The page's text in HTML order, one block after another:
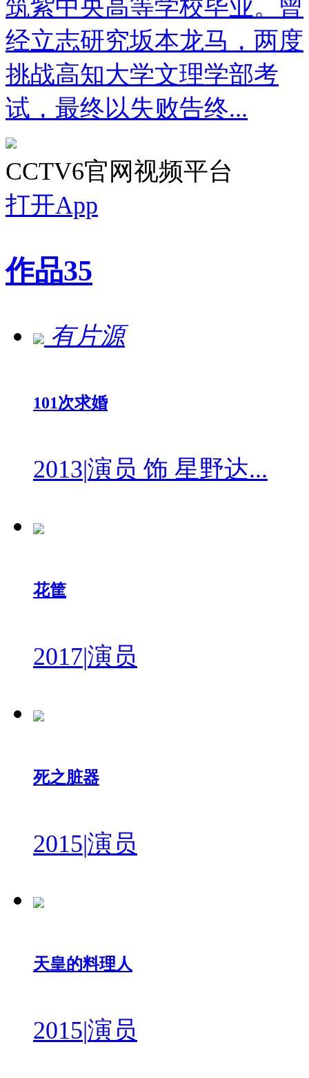
筑紫中央高等学校毕业。曾
经立志研究坂本龙马，两度
挑战高知大学文理学部考
试，最终以失败告终...
CCTV6官网视频平台
打开App
作品35
有片源
101次求婚
2013|演员 饰 星野达...
花筐
2017|演员
死之脏器
2015|演员
天皇的料理人
2015|演员